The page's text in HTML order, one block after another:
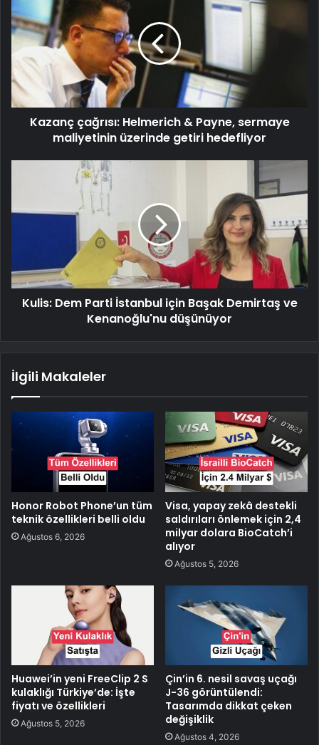
Kazanç çağrısı: Helmerich & Payne, sermaye
maliyetinin üzerinde getiri hedefliyor
Kulis: Dem Parti İstanbul için Başak Demirtaş ve
Kenanoğlu'nu düşünüyor
İlgili Makaleler
Honor Robot Phone’un tüm
teknik özellikleri belli oldu
Ağustos 6, 2026
Visa, yapay zekâ destekli
saldırıları önlemek için 2,4
milyar dolara BioCatch’i
alıyor
Ağustos 5, 2026
Huawei’in yeni FreeClip 2 S
kulaklığı Türkiye’de: İşte
fiyatı ve özellikleri
Ağustos 5, 2026
Çin’in 6. nesil savaş uçağı
J-36 görüntülendi:
Tasarımda dikkat çeken
değişiklik
Ağustos 4, 2026